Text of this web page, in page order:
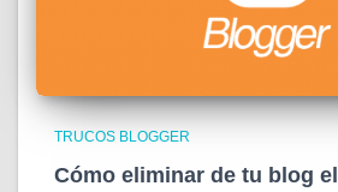
TRUCOS BLOGGER
Cómo eliminar de tu blog